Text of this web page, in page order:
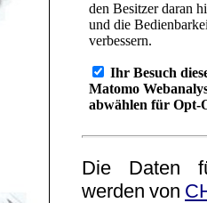
Die Daten
werden von